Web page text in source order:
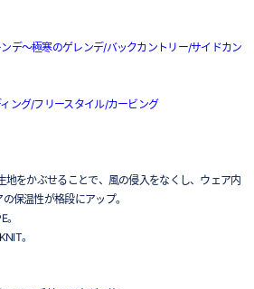
デ～極寒のゲレンデ/バックカントリー/サイドカン
ング/フリースタイル/カービング
地をかぶせることで、風の侵入をなくし、ウェア内
保温性が格段にアップ。
。